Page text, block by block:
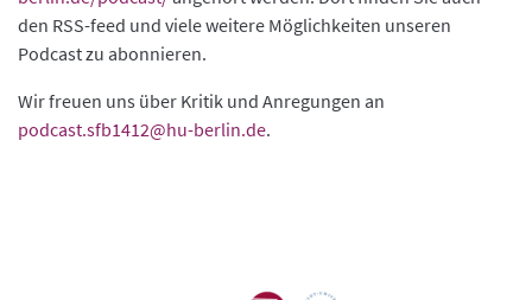
den RSS-feed und viele weitere Möglichkeiten unseren
Podcast zu abonnieren.
Wir freuen uns über Kritik und Anregungen an
podcast.sfb1412@hu-berlin.de.